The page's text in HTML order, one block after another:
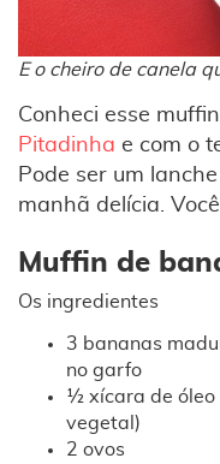
E o cheiro de canela
Conheci esse
Pitadinha e com o
Pode ser um
manhã delícia.
Muffin de
Os ingredientes
3 bananas
no garfo
½ xícara de óleo
vegetal)
2 ovos